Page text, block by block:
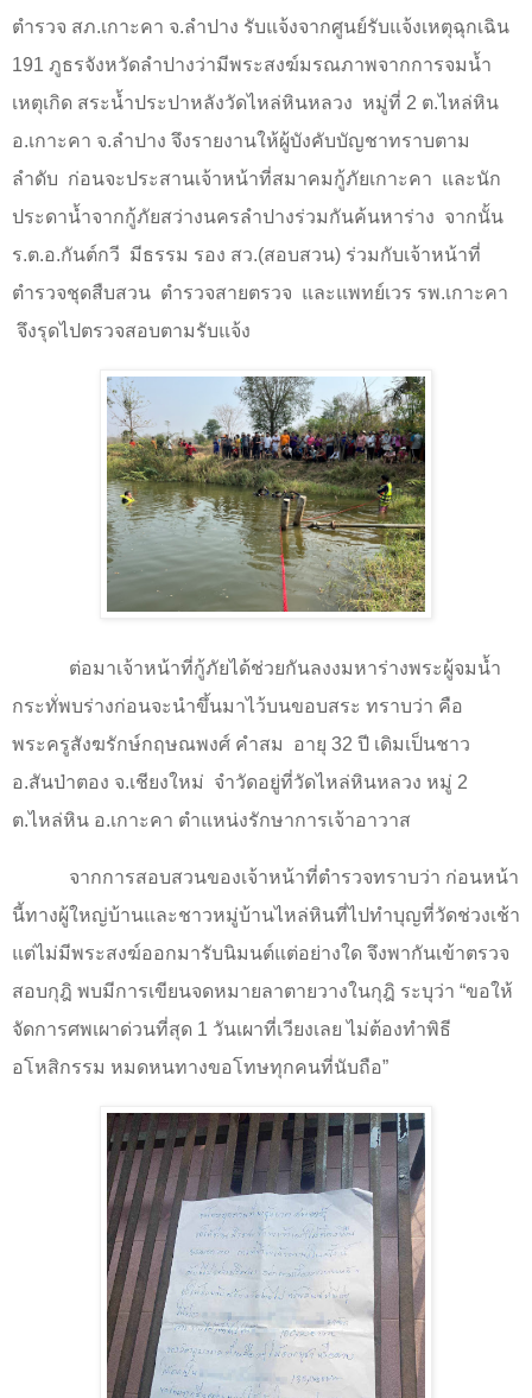
ตำรวจ สภ.เกาะคา จ.ลำปาง รับแจ้งจากศูนย์รับแจ้งเหตุฉุกเฉิน
191 ภูธรจังหวัดลำปางว่ามีพระสงฆ์มรณภาพจากการจมน้ำ
เหตุเกิด สระน้ำประปาหลังวัดไหล่หินหลวง หมู่ที่ 2 ต.ไหล่หิน
อ.เกาะคา จ.ลำปาง จึงรายงานให้ผู้บังคับบัญชาทราบตาม
ลำดับ ก่อนจะประสานเจ้าหน้าที่สมาคมกู้ภัยเกาะคา และนัก
ประดาน้ำจากกู้ภัยสว่างนครลำปางร่วมกันค้นหาร่าง จากนั้น
ร.ต.อ.กันต์กวี มีธรรม รอง สว.(สอบสวน) ร่วมกับเจ้าหน้าที่
ตำรวจชุดสืบสวน ตำรวจสายตรวจ และแพทย์เวร รพ.เกาะคา
จึงรุดไปตรวจสอบตามรับแจ้ง
ต่อมาเจ้าหน้าที่กู้ภัยได้ช่วยกันลงงมหาร่างพระผู้จมน้ำ
กระทั่พบร่างก่อนจะนำขึ้นมาไว้บนขอบสระ ทราบว่า คือ
พระครูสังฆรักษ์กฤษณพงศ์ คำสม
อายุ 32 ปี เดิมเป็นชาว
อ.สันป่าตอง จ.เชียงใหม่ จำวัดอยู่ที่วัดไหล่หินหลวง หมู่ 2
ต.ไหล่หิน อ.เกาะคา ตำแหน่งรักษาการเจ้าอาวาส
จากการสอบสวนของเจ้าหน้าที่ตำรวจทราบว่า ก่อนหน้า
นี้ทางผู้ใหญ่บ้านและชาวหมู่บ้านไหล่หินที่ไปทำบุญที่วัดช่วงเช้า
แต่ไม่มีพระสงฆ์ออกมารับนิมนต์แต่อย่างใด จึงพากันเข้าตรวจ
สอบกุฎิ พบมีการเขียนจดหมายลาตายวางในกุฎิ ระบุว่า “ขอให้
จัดการศพเผาด่วนที่สุด 1 วันเผาที่เวียงเลย ไม่ต้องทำพิธี
อโหสิกรรม หมดหนทางขอโทษทุกคนที่นับถือ”